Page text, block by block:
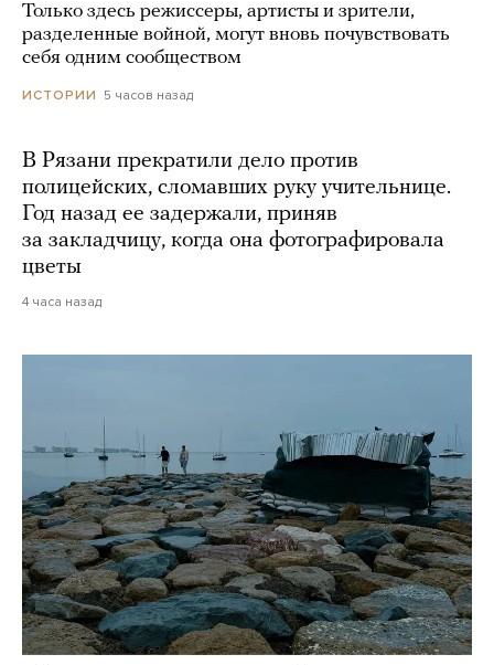
Только здесь режиссеры, артисты и зрители,
разделенные войной, могут вновь почувствовать
себя одним сообществом
ИСТОРИИ 5 часов назад
В Рязани прекратили дело против
полицейских, сломавших руку учительнице.
Год назад ее задержали, приняв
за закладчицу, когда она фотографировала
цветы
4 часа назад